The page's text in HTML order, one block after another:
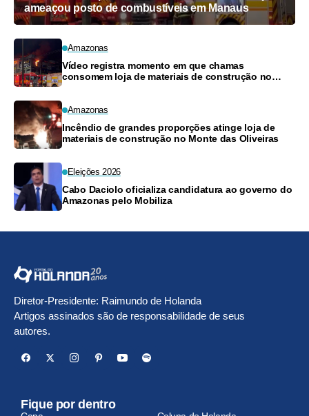
ameaçou posto de combustíveis em Manaus
Amazonas
Vídeo registra momento em que chamas
consomem loja de materiais de construção no
Amazonas
Incêndio de grandes proporções atinge loja de
materiais de construção no Monte das Oliveiras
Eleições 2026
Cabo Daciolo oficializa candidatura ao governo do
Amazonas pelo Mobiliza
Diretor-Presidente: Raimundo de Holanda
Artigos assinados são de responsabilidade de seus
autores.
Fique por dentro